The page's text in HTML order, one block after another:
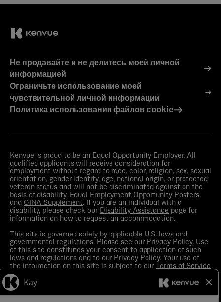
Не продавайте и не делитесь моей личной
информацией
Ограничьте использование моей
чувствительной личной информации
Политика использования файлов cookie
Kenvue is proud to be an Equal Opportunity Employer. All
qualified applicants will receive consideration for
employment without regard to race, color, religion, sex, sexual
orientation, gender identity, age, national origin, or protected
veteran status and will not be discriminated against on the
basis of disability. Equal Employment Opportunity Posters
and GINA Supplement. If you are an individual with a
disability, please check our
Disability Assistance page for
information on how to request an accommodation.
This site is governed solely by applicable U.S. laws and
governmental regulations. Please see our Privacy Policy. Use
of this site constitutes your consent to application of such
laws and regulations and to our Privacy Policy. Your use of
the information on this site is subject to our
Terms of Service
in the Legal Notice
order to receive the most current information made available
by Kenvue.
with any questions or search this site
for more information.